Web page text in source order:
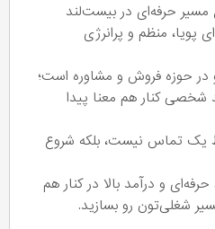
حرفه‌ای در بیست‌لند
در حوزه فروش و مشاوره است؛
کنار هم معنا پیدا
یک تماس نیست، بلکه شروع
و درآمد بالا در کنار هم
شغلی‌تون رو بسازید.